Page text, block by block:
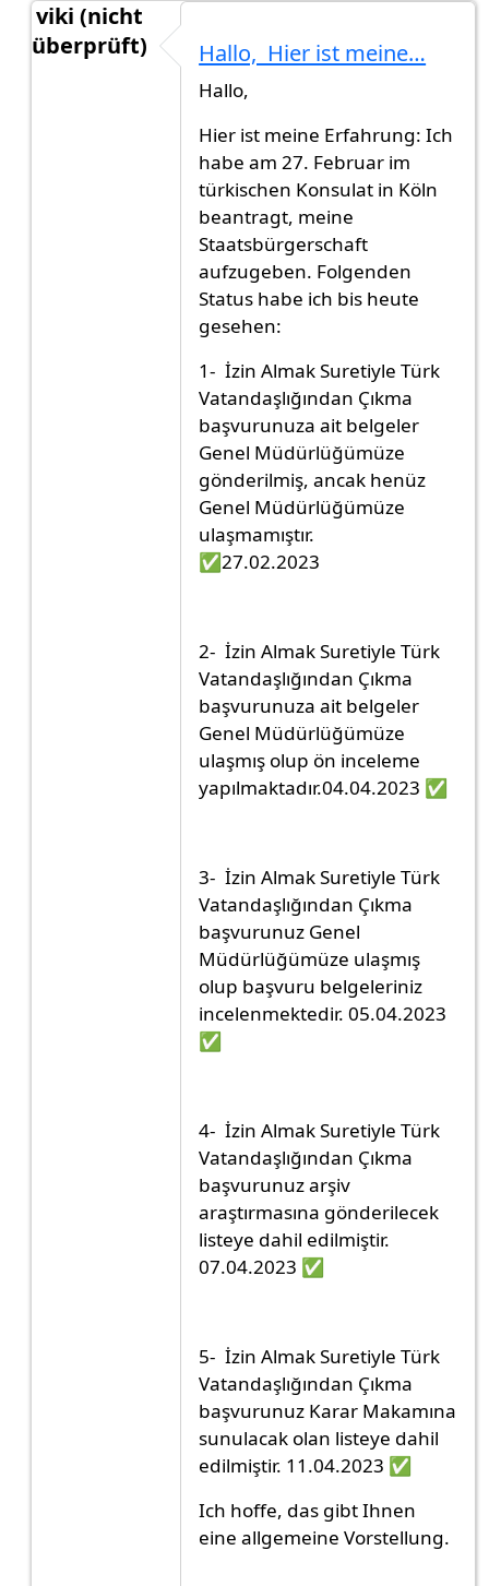
viki (nicht
überprüft)
Hallo zusammen,ich hatte…von
Hallo, Hier ist meine…
Hallo,
Hier ist meine Erfahrung: Ich
habe am 27. Februar im
türkischen Konsulat in Köln
beantragt, meine
Staatsbürgerschaft
aufzugeben. Folgenden
Status habe ich bis heute
gesehen:
1- İzin Almak Suretiyle Türk
Vatandaşlığından Çıkma
başvurunuza ait belgeler
Genel Müdürlüğümüze
gönderilmiş, ancak henüz
Genel Müdürlüğümüze
ulaşmamıştır.
✅27.02.2023
2- İzin Almak Suretiyle Türk
Vatandaşlığından Çıkma
başvurunuza ait belgeler
Genel Müdürlüğümüze
ulaşmış olup ön inceleme
yapılmaktadır.04.04.2023 ✅
3- İzin Almak Suretiyle Türk
Vatandaşlığından Çıkma
başvurunuz Genel
Müdürlüğümüze ulaşmış
olup başvuru belgeleriniz
incelenmektedir. 05.04.2023
✅
4- İzin Almak Suretiyle Türk
Vatandaşlığından Çıkma
başvurunuz arşiv
araştırmasına gönderilecek
listeye dahil edilmiştir.
07.04.2023 ✅
5- İzin Almak Suretiyle Türk
Vatandaşlığından Çıkma
başvurunuz Karar Makamına
sunulacak olan listeye dahil
edilmiştir. 11.04.2023 ✅
Ich hoffe, das gibt Ihnen
eine allgemeine Vorstellung.